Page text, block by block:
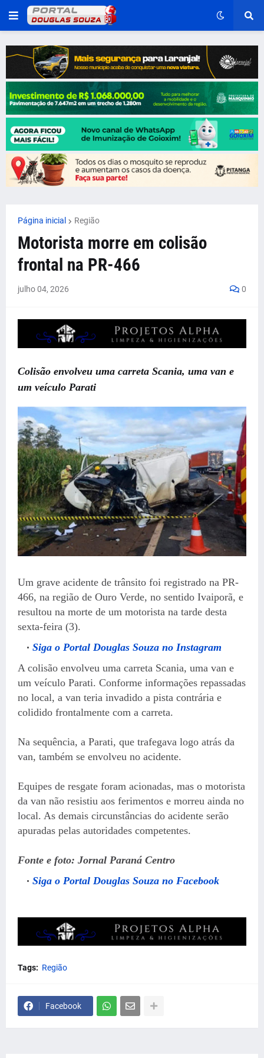
Página inicial Região
Motorista morre em colisão
frontal na PR-466
julho 04, 2026 0
Colisão envolveu uma carreta Scania, uma van e
um veículo Parati
Um grave acidente de trânsito foi registrado na PR-
466, na região de Ouro Verde, no sentido Ivaiporã, e
resultou na morte de um motorista na tarde desta
sexta-feira (3).
Siga o Portal Douglas Souza no Instagram
A colisão envolveu uma carreta Scania, uma van e
um veículo Parati. Conforme informações repassadas
no local, a van teria invadido a pista contrária e
colidido frontalmente com a carreta.
Na sequência, a Parati, que trafegava logo atrás da
van, também se envolveu no acidente.
Equipes de resgate foram acionadas, mas o motorista
da van não resistiu aos ferimentos e morreu ainda no
local. As demais circunstâncias do acidente serão
apuradas pelas autoridades competentes.
Fonte e foto: Jornal Paraná Centro
Siga o Portal Douglas Souza no Facebook
Tags: Região
Facebook